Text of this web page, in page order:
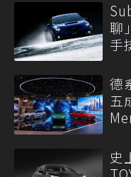
聊
手
德
五
史